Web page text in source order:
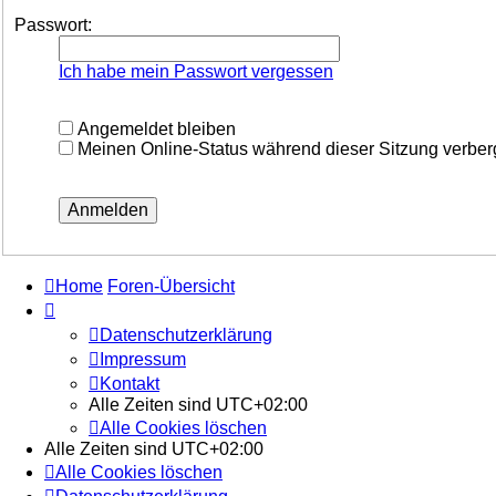
Passwort:
Ich habe mein Passwort vergessen
Angemeldet bleiben
Meinen Online-Status während dieser Sitzung
Home Foren-Übersicht
Datenschutzerklärung
Impressum
Kontakt
Alle Zeiten sind UTC+02:00
Alle Cookies löschen
Alle Zeiten sind UTC+02:00
Alle Cookies löschen